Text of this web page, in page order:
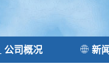
公司概况 新